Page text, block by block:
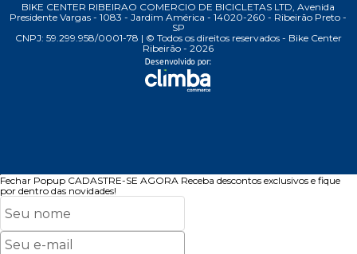
BIKE CENTER RIBEIRAO COMERCIO DE BICICLETAS LTD, Avenida
Presidente Vargas - 1083 - Jardim América - 14020-260 - Ribeirão Preto -
SP
CNPJ: 59.299.958/0001-78 | © Todos os direitos reservados - Bike Center
Ribeirão - 2026
Fechar Popup CADASTRE-SE AGORA Receba descontos exclusivos e fique
por dentro das novidades!